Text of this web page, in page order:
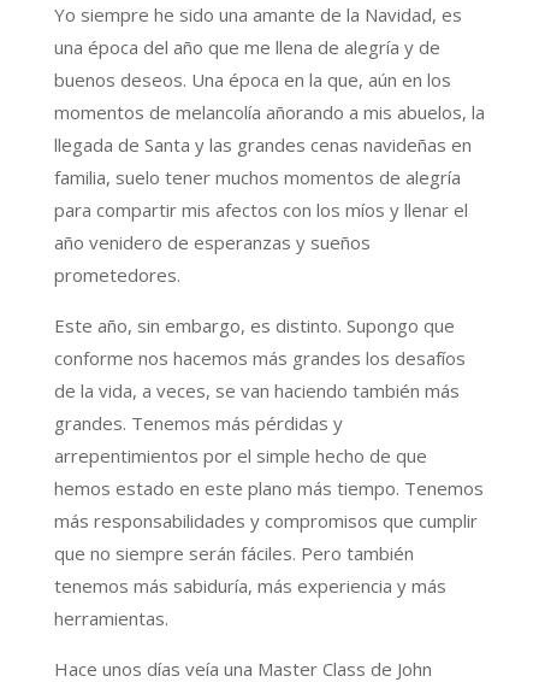
Yo siempre he sido una amante de la Navidad, es
una época del año que me llena de alegría y de
buenos deseos. Una época en la que, aún en los
momentos de melancolía añorando a mis abuelos, la
llegada de Santa y las grandes cenas navideñas en
familia, suelo tener muchos momentos de alegría
para compartir mis afectos con los míos y llenar el
año venidero de esperanzas y sueños
prometedores.
Este año, sin embargo, es distinto. Supongo que
conforme nos hacemos más grandes los desafíos
de la vida, a veces, se van haciendo también más
grandes. Tenemos más pérdidas y
arrepentimientos por el simple hecho de que
hemos estado en este plano más tiempo. Tenemos
más responsabilidades y compromisos que cumplir
que no siempre serán fáciles. Pero también
tenemos más sabiduría, más experiencia y más
herramientas.
Hace unos días veía una Master Class de John